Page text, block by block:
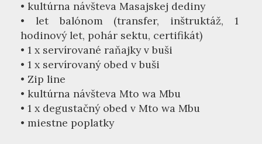
• kultúrna návšteva Masajskej dediny
• let balónom (transfer, inštruktáž, 1
hodinový let, pohár sektu, certifikát)
• 1 x servírované raňajky v buši
• 1 x servírovaný obed v buši
• Zip line
• kultúrna návšteva Mto wa Mbu
• 1 x degustačný obed v Mto wa Mbu
• miestne poplatky